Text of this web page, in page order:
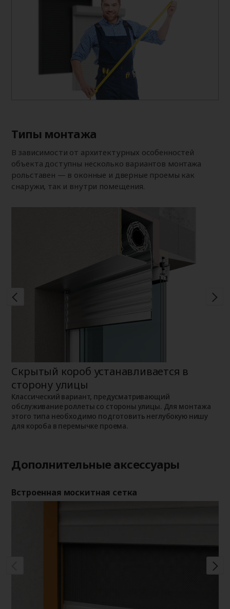
Типы монтажа
В зависимости от архитектурных особенностей
объекта доступны несколько вариантов монтажа
рольставен — в оконные и дверные проемы как
снаружи, так и внутри помещения.
Скрытый короб устанавливается в
сторону улицы
Классический вариант, предусматривающий
обслуживание роллеты со стороны улицы. Для монтажа
этого типа необходимо подготовить неглубокую нишу
для короба в перемычке проема.
Дополнительные аксессуары
Встроенная москитная сетка